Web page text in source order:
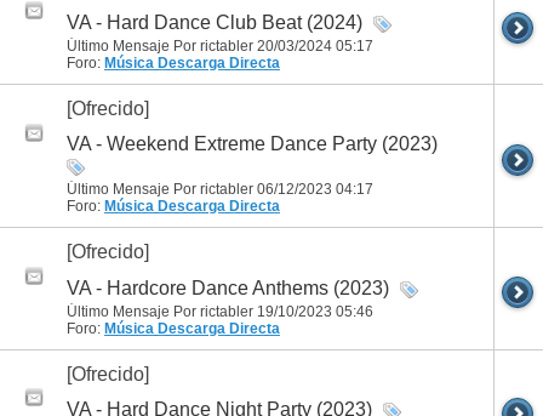
VA - Hard Dance Club Beat (2024)
Último Mensaje Por rictabler 20/03/2024 05:17
Foro: Música Descarga Directa
[Ofrecido]
VA - Weekend Extreme Dance Party (2023)
Último Mensaje Por rictabler 06/12/2023 04:17
Foro: Música Descarga Directa
[Ofrecido]
VA - Hardcore Dance Anthems (2023)
Último Mensaje Por rictabler 19/10/2023 05:46
Foro: Música Descarga Directa
[Ofrecido]
VA - Hard Dance Night Party (2023)